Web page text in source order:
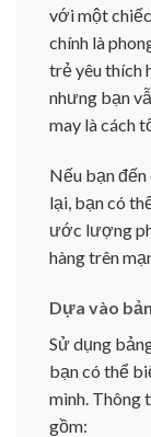
với một
chính là
trẻ yêu thích
nhưng bạn
may là cách
Nếu bạn
lại, bạn có
ước lượng
hàng trên
Dựa vào
Sử dụng
bạn có thể
mình. Thông
gồm: